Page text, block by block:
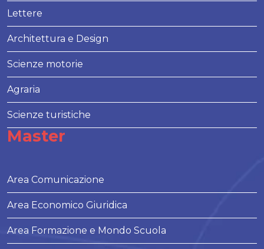
Lettere
Architettura e Design
Scienze motorie
Agraria
Scienze turistiche
Master
Area Comunicazione
Area Economico Giuridica
Area Formazione e Mondo Scuola